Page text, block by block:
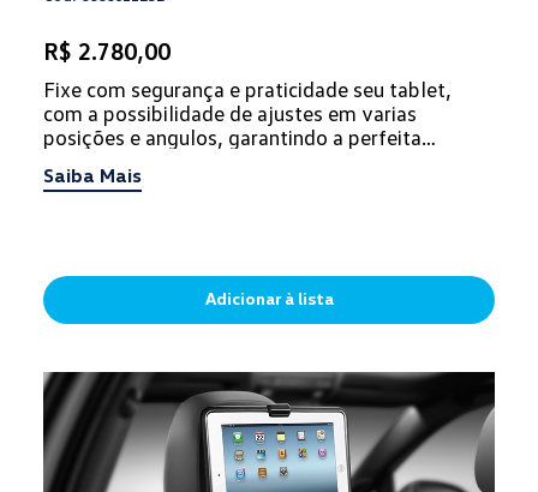
R$ 2.780,00
Fixe com segurança e praticidade seu tablet,
com a possibilidade de ajustes em varias
posições e angulos, garantindo a perfeita
Saiba Mais
Adicionar à lista